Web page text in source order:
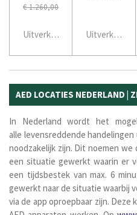
€ 1.260,00
Uitverkocht Uitverkocht
AED LOCATIES NEDERLAND |
In Nederland wordt het
alle levensreddende
noodzakelijk zijn. Dit noemen
een situatie gewerkt waarin er
een tijdsbestek van max. 6
gewerkt naar de situatie waarbij
via de app oproepbaar zijn. Deze